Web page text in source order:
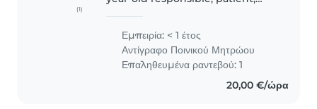
(1)
opportunities alongside my
main work. I am highly
motivated to..
Εμπειρία: < 1 έτος
Αντίγραφο Ποινικού Μητρώου
Επαληθευμένα ραντεβού: 1
20,00 €/ώρα